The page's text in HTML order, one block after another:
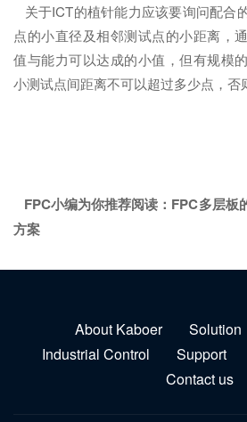
关于ICT的植针能力应该要询问配合
点的小直径及相邻测试点的小距离，
值与能力可以达成的小值，但有规模
小测试点间距离不可以超过多少点，否
FPC小编为你推荐阅读： FPC多层板
方案
About Kaboer Solution
Industrial Control
Support
Contact us